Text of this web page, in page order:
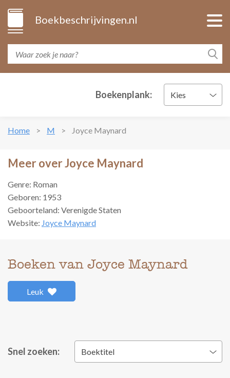
Boekbeschrijvingen.nl
Boekenplank: Kies
Home M Joyce Maynard
Meer over Joyce Maynard
Genre: Roman
Geboren: 1953
Geboorteland: Verenigde Staten
Website: Joyce Maynard
Boeken van Joyce Maynard
Leuk
Snel zoeken: Boektitel